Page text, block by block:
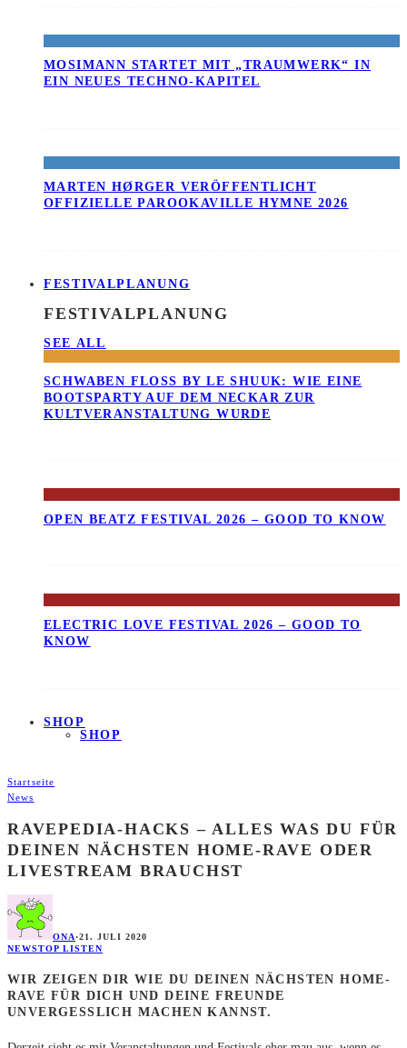
MOSIMANN STARTET MIT „TRAUMWERK“ IN
EIN NEUES TECHNO-KAPITEL
MARTEN HØRGER VERÖFFENTLICHT
OFFIZIELLE PAROOKAVILLE HYMNE 2026
FESTIVALPLANUNG
FESTIVALPLANUNG
SEE ALL
SCHWABEN FLOSS BY LE SHUUK: WIE EINE B
OOTSPARTY AUF DEM NECKAR ZUR K
ULTVERANSTALTUNG WURDE
OPEN BEATZ FESTIVAL 2026 – GOOD TO KNOW
ELECTRIC LOVE FESTIVAL 2026 – GOOD TO
KNOW
SHOP
SHOP
Startseite
News
RAVEPEDIA-HACKS – ALLES WAS DU FÜR
DEINEN NÄCHSTEN HOME-RAVE ODER
LIVESTREAM BRAUCHST
ONA·21. JULI 2020
NEWSTOP LISTEN
WIR ZEIGEN DIR WIE DU DEINEN NÄCHSTEN HOME-
RAVE FÜR DICH UND DEINE FREUNDE
UNVERGESSLICH MACHEN KANNST.